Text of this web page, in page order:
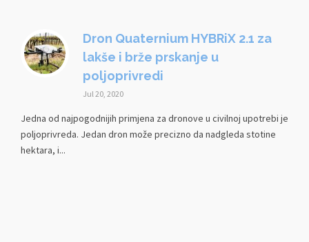
Dron Quaternium HYBRiX 2.1 za
lakše i brže prskanje u
poljoprivredi
Jul 20, 2020
Jedna od najpogodnijih primjena za dronove u civilnoj upotrebi je
poljoprivreda. Jedan dron može precizno da nadgleda stotine
hektara, i...